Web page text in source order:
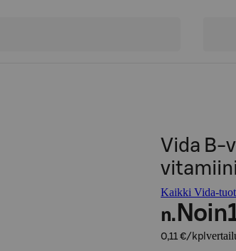
Vida B-
Kaikki Vida-
n. Noin
0,11 €/kpl